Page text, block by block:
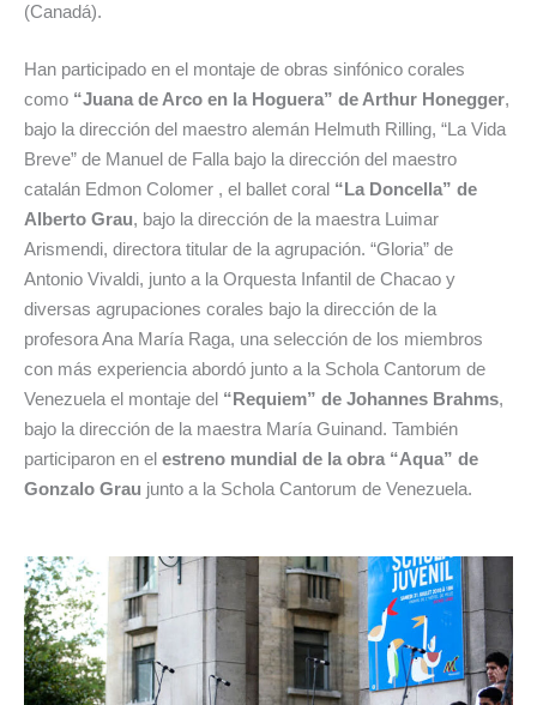
(Canadá).
Han participado en el montaje de obras sinfónico corales
como “Juana de Arco en la Hoguera” de Arthur Honegger,
bajo la dirección del maestro alemán Helmuth Rilling, “La Vida
Breve” de Manuel de Falla bajo la dirección del maestro
catalán Edmon Colomer , el ballet coral “La Doncella” de
Alberto Grau, bajo la dirección de la maestra Luimar
Arismendi, directora titular de la agrupación. “Gloria” de
Antonio Vivaldi, junto a la Orquesta Infantil de Chacao y
diversas agrupaciones corales bajo la dirección de la
profesora Ana María Raga, una selección de los miembros
con más experiencia abordó junto a la Schola Cantorum de
Venezuela el montaje del “Requiem” de Johannes Brahms,
bajo la dirección de la maestra María Guinand. También
participaron en el estreno mundial de la obra “Aqua” de
Gonzalo Grau junto a la Schola Cantorum de Venezuela.